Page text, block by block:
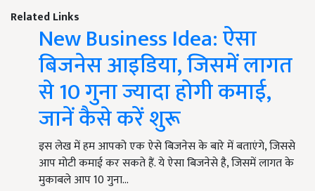
Related Links
New Business Idea: ऐसा
बिजनेस आइडिया, जिसमें लागत
से 10 गुना ज्यादा होगी कमाई,
जानें कैसे करें शुरू
इस लेख में हम आपको एक ऐसे बिजनेस के बारे में बताएंगे, जिससे
आप मोटी कमाई कर सकते हैं. ये ऐसा बिजनेसे है, जिसमें लागत के
मुकाबले आप 10 गुना…